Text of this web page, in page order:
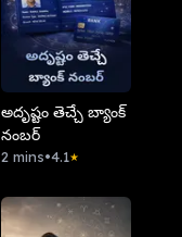
అదృష్టం తెచ్చే బ్యాంక్
నంబర్
2 mins•4.1★